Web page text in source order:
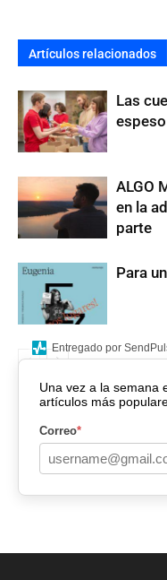
Artículos relacionados
Las
espeso
ALGO
en la
parte
Para
Una vez a la semana
artículos más
Correo*
Entregado por